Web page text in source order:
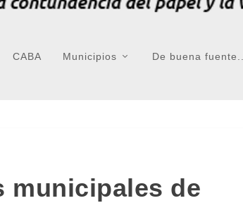
CABA Municipios De buena fuente...
municipales de